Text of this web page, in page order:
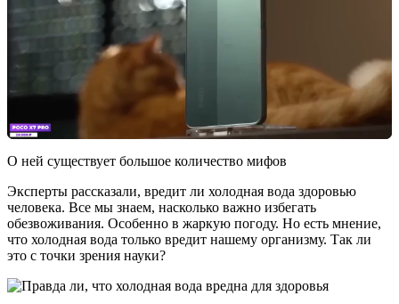
О ней существует большое количество мифов
Эксперты рассказали, вредит ли холодная вода здоровью
человека. Все мы знаем, насколько важно избегать
обезвоживания. Особенно в жаркую погоду. Но есть мнение,
что холодная вода только вредит нашему организму. Так ли
это с точки зрения науки?